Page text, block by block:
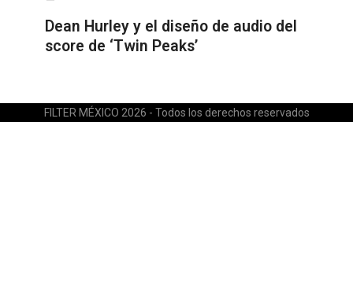
Dean Hurley y el diseño de audio del
score de ‘Twin Peaks’
FILTER MÉXICO 2026 - Todos los derechos reservados